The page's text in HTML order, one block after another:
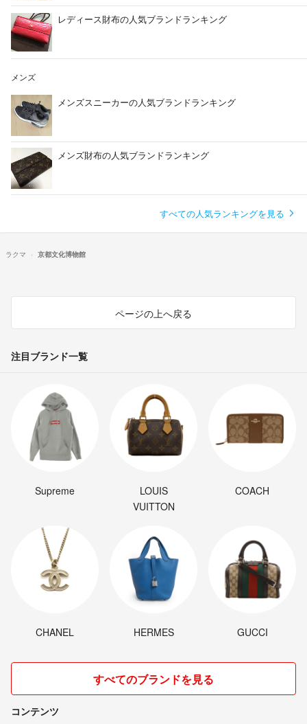
レディース財布の人気ブランドランキング
メンズ
メンズスニーカーの人気ブランドランキング
メンズ財布の人気ブランドランキング
すべての人気ランキングを見る
ラクマ 京都文化博物館
ページの上へ戻る
注目ブランド一覧
Supreme
LOUIS
VUITTON
COACH
CHANEL HERMES GUCCI
すべてのブランドを見る
コンテンツ